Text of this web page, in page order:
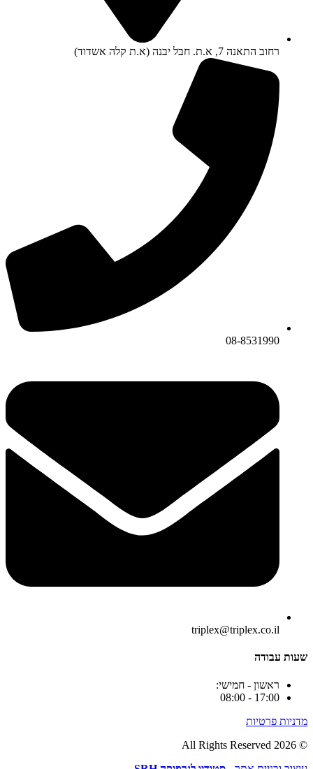
רחוב התאנה 7, א.ת. חבל יבנה (א.ת קלה אשדוד)
08-8531990
triplex@triplex.co.il
שעות עבודה
ראשון - חמישי:
17:00 - 08:00
מדניות פרטיות
© 2026 All Rights Reserved